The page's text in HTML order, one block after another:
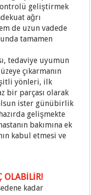
geliştirmek
ağrı
de uzun vadede
tamamen
tedaviye uyumun
çıkarmanın
yönleri, ilk
bir parçası olarak
olsun ister günübirlik
gelişmekte
bakımına ek
kabul etmesi ve
OLABİLİR!
kadar